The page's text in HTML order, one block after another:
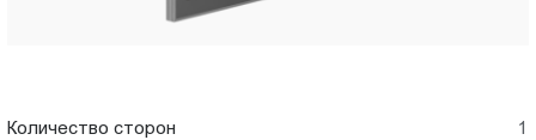
Количество сторон 1